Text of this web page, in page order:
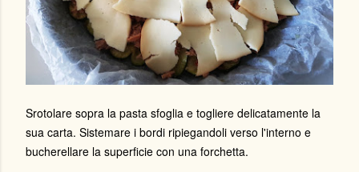
Srotolare sopra la pasta sfoglia e togliere delicatamente la
sua carta. Sistemare i bordi ripiegandoli verso l'interno e
bucherellare la superficie con una forchetta.